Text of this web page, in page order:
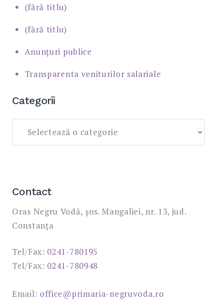
(fără titlu)
(fără titlu)
Anunțuri publice
Transparenta veniturilor salariale
Categorii
Contact
Oras Negru Vodă, șos. Mangaliei, nr. 13, jud.
Constanța
Tel/Fax: 0241-780195
Tel/Fax: 0241-780948
Email: office@primaria-negruvoda.ro